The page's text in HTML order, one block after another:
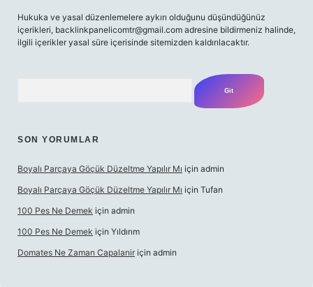
Hukuka ve yasal düzenlemelere aykırı olduğunu düşündüğünüz
içerikleri, backlinkpanelicomtr@gmail.com adresine bildirmeniz halinde,
ilgili içerikler yasal süre içerisinde sitemizden kaldırılacaktır.
SON YORUMLAR
Boyalı Parçaya Göçük Düzeltme Yapılır Mı için admin
Boyalı Parçaya Göçük Düzeltme Yapılır Mı için Tufan
100 Pes Ne Demek için admin
100 Pes Ne Demek için Yıldırım
Domates Ne Zaman Capalanir için admin